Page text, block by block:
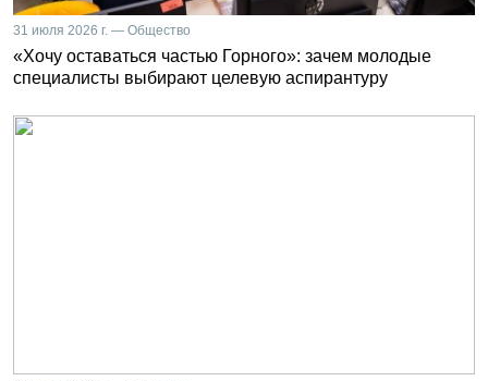
31 июля 2026 г. — Общество
«Хочу оставаться частью Горного»: зачем молодые
специалисты выбирают целевую аспирантуру